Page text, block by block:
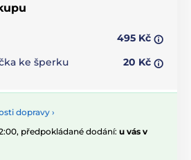
495 Kč
ke šperku
20 Kč
dopravy ›
předpokládané dodání: u vás v